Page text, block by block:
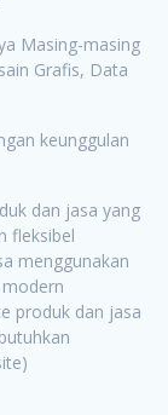
Masing-masing
Grafis, Data
keunggulan
dan jasa yang
fleksibel
menggunakan
produk dan jasa